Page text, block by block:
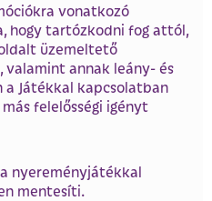
vonatkozó
hogy tartózkodni fog attól,
üzemeltető
valamint annak leány- és
a Játékkal kapcsolatban
felelősségi igényt
nyereményjátékkal
mentesíti.